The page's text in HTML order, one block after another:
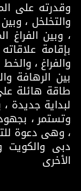
وقدرته على
والتخلخل ،
، وبين الفراغ
بإقامة
والفراغ ،
بين الرهافة
طاقة هائلة
لبداية جديدة
وتستمر ،
، وهى دعوة
دبى والكويت
الأخرى